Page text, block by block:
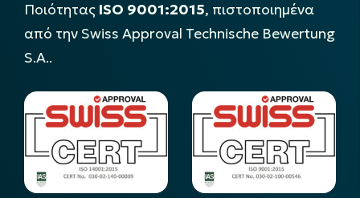
Ποιότητας ISO 9001:2015, πιστοποιημένα
από την Swiss Approval Technische Bewertung
S.A..